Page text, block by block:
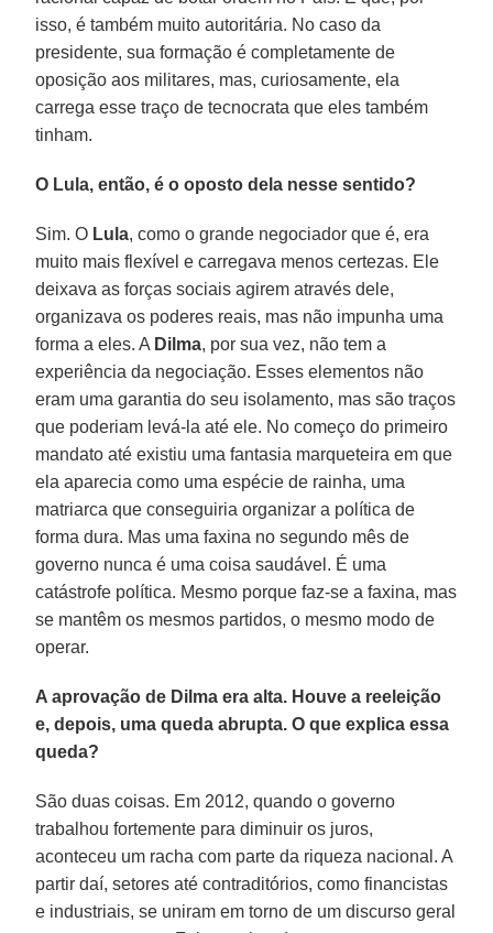
isso, é também muito autoritária. No caso da
presidente, sua formação é completamente de
oposição aos militares, mas, curiosamente, ela
carrega esse traço de tecnocrata que eles também
tinham.
O Lula, então, é o oposto dela nesse sentido?
Sim. O Lula, como o grande negociador que é, era
muito mais flexível e carregava menos certezas. Ele
deixava as forças sociais agirem através dele,
organizava os poderes reais, mas não impunha uma
forma a eles. A Dilma, por sua vez, não tem a
experiência da negociação. Esses elementos não
eram uma garantia do seu isolamento, mas são traços
que poderiam levá-la até ele. No começo do primeiro
mandato até existiu uma fantasia marqueteira em que
ela aparecia como uma espécie de rainha, uma
matriarca que conseguiria organizar a política de
forma dura. Mas uma faxina no segundo mês de
governo nunca é uma coisa saudável. É uma
catástrofe política. Mesmo porque faz-se a faxina, mas
se mantêm os mesmos partidos, o mesmo modo de
operar.
A aprovação de Dilma era alta. Houve a reeleição
e, depois, uma queda abrupta. O que explica essa
queda?
São duas coisas. Em 2012, quando o governo
trabalhou fortemente para diminuir os juros,
aconteceu um racha com parte da riqueza nacional. A
partir daí, setores até contraditórios, como financistas
e industriais, se uniram em torno de um discurso geral